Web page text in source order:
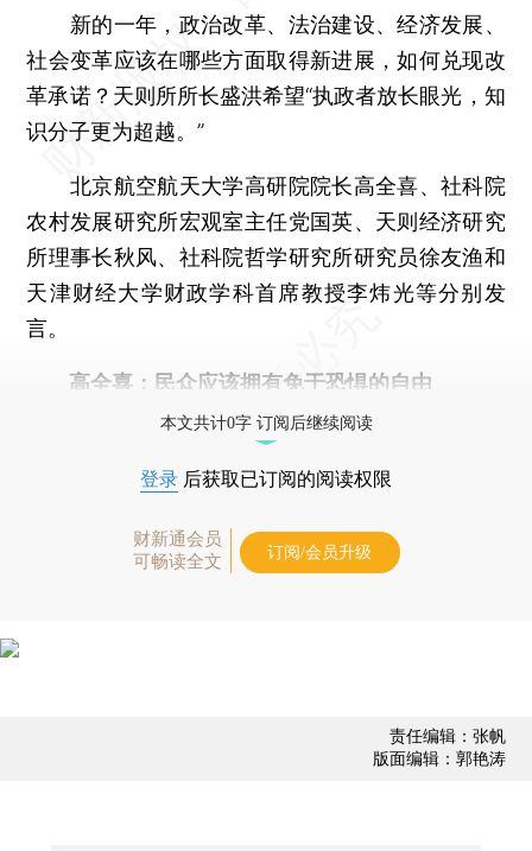
新的一年，政治改革、法治建设、经济发展、
社会变革应该在哪些方面取得新进展，如何兑现改
革承诺？天则所所长盛洪希望“执政者放长眼光，知
识分子更为超越。”
北京航空航天大学高研院院长高全喜、社科院
农村发展研究所宏观室主任党国英、天则经济研究
所理事长秋风、社科院哲学研究所研究员徐友渔和
天津财经大学财政学科首席教授李炜光等分别发
言。
高全喜 ：民众应该拥有免于恐惧的自由
本文共计0字 订阅后继续阅读
登录 后获取已订阅的阅读权限
财新通会员
可畅读全文
订阅/会员升级
责任编辑：张帆
版面编辑：郭艳涛